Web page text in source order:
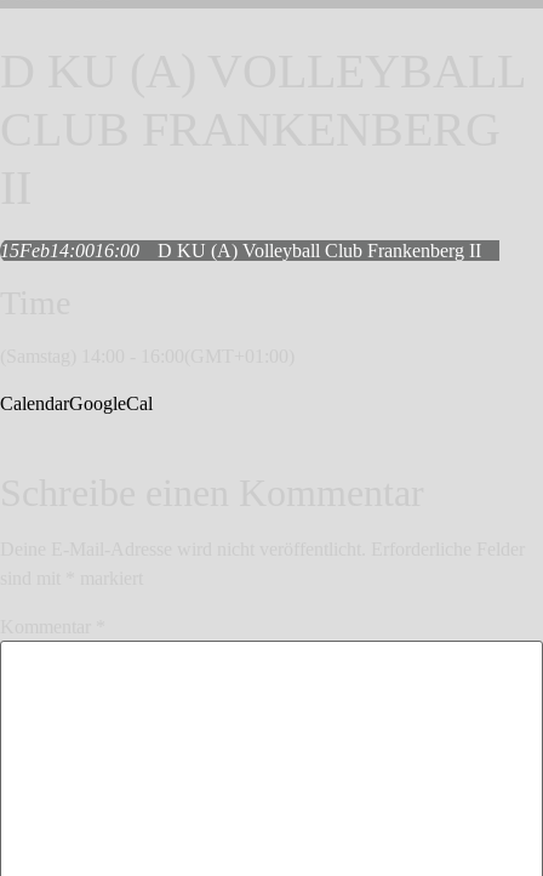
15Feb14:0016:00 D KU (A) Volleyball Club Frankenberg II
CalendarGoogleCal